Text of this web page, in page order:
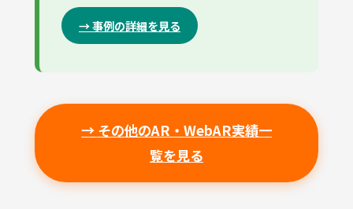
→ 事例の詳細を見る
→ その他のAR・WebAR実績一
覧を見る